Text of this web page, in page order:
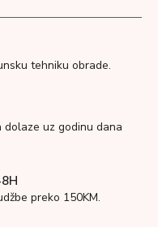
tehniku obrade.
dolaze uz godinu dana
preko 150KM.